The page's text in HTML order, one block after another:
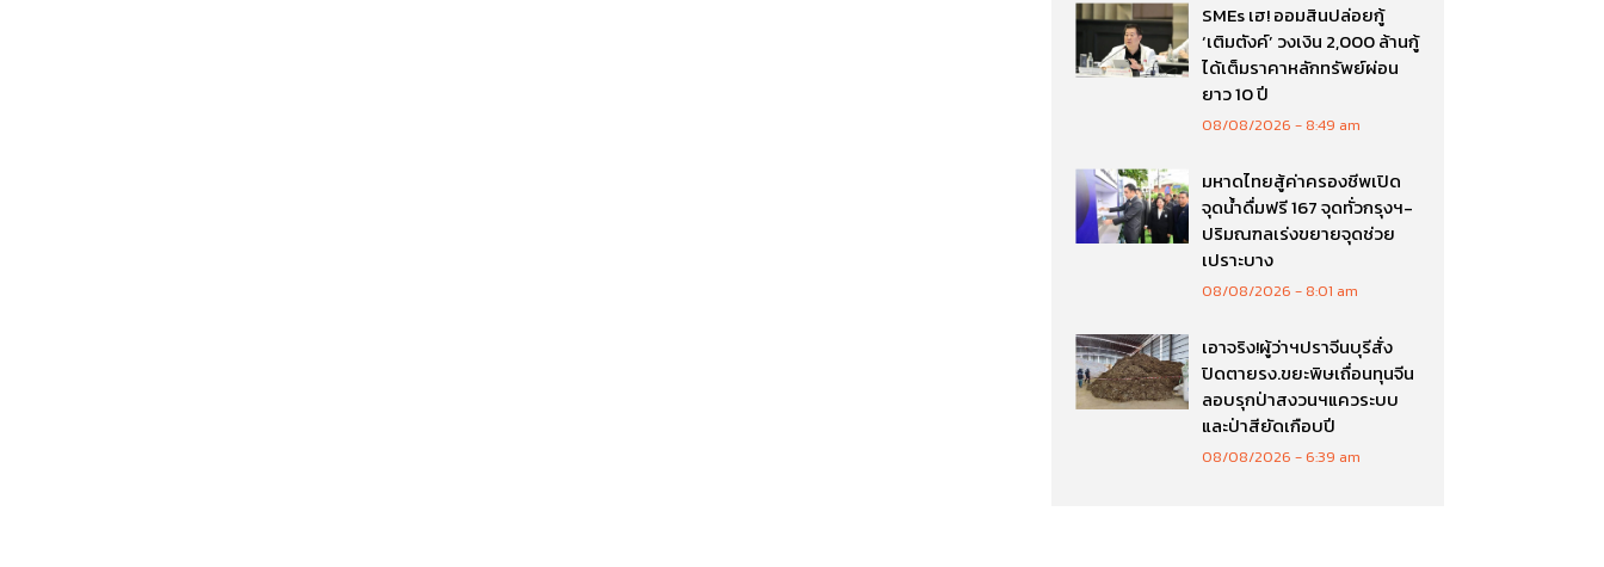
SMEs เฮ! ออมสินปล่อยกู้
‘เติมตังค์’ วงเงิน 2,000 ล้านกู้
ได้เต็มราคาหลักทรัพย์ผ่อน
ยาว 10 ปี
08/08/2026 8:49 am
มหาดไทยสู้ค่าครองชีพเปิด
จุดน้ำดื่มฟรี 167 จุดทั่วกรุงฯ-
ปริมณฑลเร่งขยายจุดช่วย
เปราะบาง
08/08/2026 8:01 am
เอาจริง!ผู้ว่าฯปราจีนบุรีสั่ง
ปิดตายรง.ขยะพิษเถื่อนทุนจีน
ลอบรุกป่าสงวนฯแควระบบ
และป่าสียัดเกือบปี
08/08/2026 6:39 am